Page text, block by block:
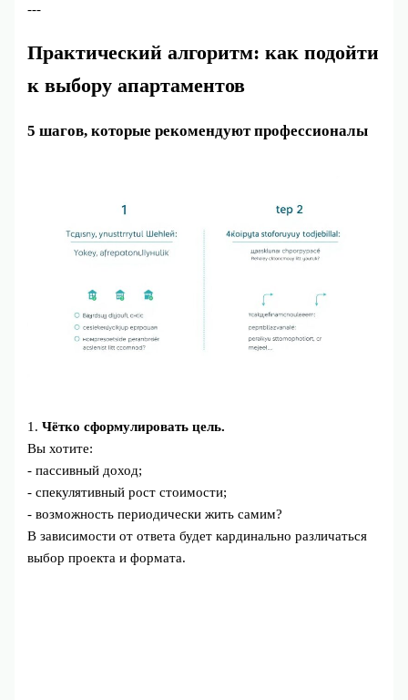
---
Практический алгоритм: как подойти
к выбору апартаментов
5 шагов, которые рекомендуют профессионалы
1.Чётко сформулировать цель.
Вы хотите:
- пассивный доход;
- спекулятивный рост стоимости;
- возможность периодически жить самим?
В зависимости от ответа будет кардинально различаться
выбор проекта и формата.